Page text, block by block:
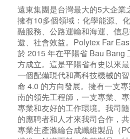
遠東集團是台灣最大的5大企業
擁有10多個領域：化學能源、
融服務、公路運輸和海運、信
遊、社會效益。Polytex Far
於 2015 年在平陽省 Bau Bang
方成立。這是平陽省有史以來
一個配備現代和高科技機械的
命 4.0 的方向發展。擁有一支
南的領先工程師，一支專業、專
專業和友好的工作環境。我司
的應聘者和人才來我司合作，
專業生產滌綸合成纖維製品（